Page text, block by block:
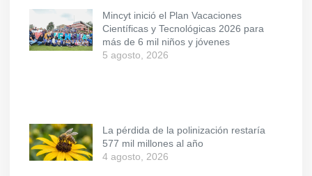
Mincyt inició el Plan Vacaciones
Científicas y Tecnológicas 2026 para
más de 6 mil niños y jóvenes
5 agosto, 2026
La pérdida de la polinización restaría
577 mil millones al año
4 agosto, 2026